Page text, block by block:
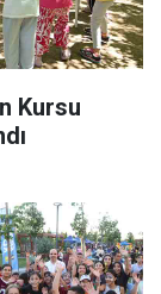
Kursu